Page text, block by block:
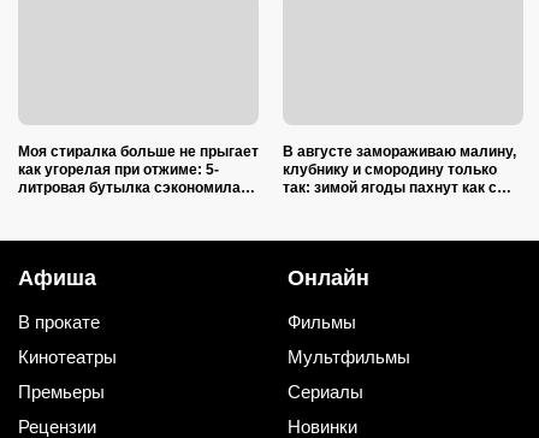
Моя стиралка больше не прыгает
как угорелая при отжиме: 5-
литровая бутылка сэкономила
В августе замораживаю малину,
клубнику и смородину только
так: зимой ягоды пахнут как с
Афиша
В прокате
Кинотеатры
Премьеры
Рецензии
Онлайн
Фильмы
Мультфильмы
Сериалы
Новинки